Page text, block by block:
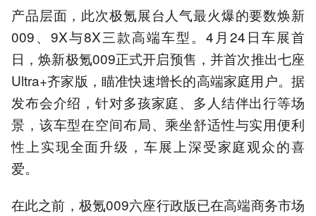
产品层面，此次极氪展台人气最火爆的要数焕新
009、9X与8X三款高端车型。4月24日车展首
日，焕新极氪009正式开启预售，并首次推出七座
Ultra+齐家版，瞄准快速增长的高端家庭用户。据
发布会介绍，针对多孩家庭、多人结伴出行等场
景，该车型在空间布局、乘坐舒适性与实用便利
性上实现全面升级，车展上深受家庭观众的喜
爱。
在此之前，极氪009六座行政版已在高端商务市场